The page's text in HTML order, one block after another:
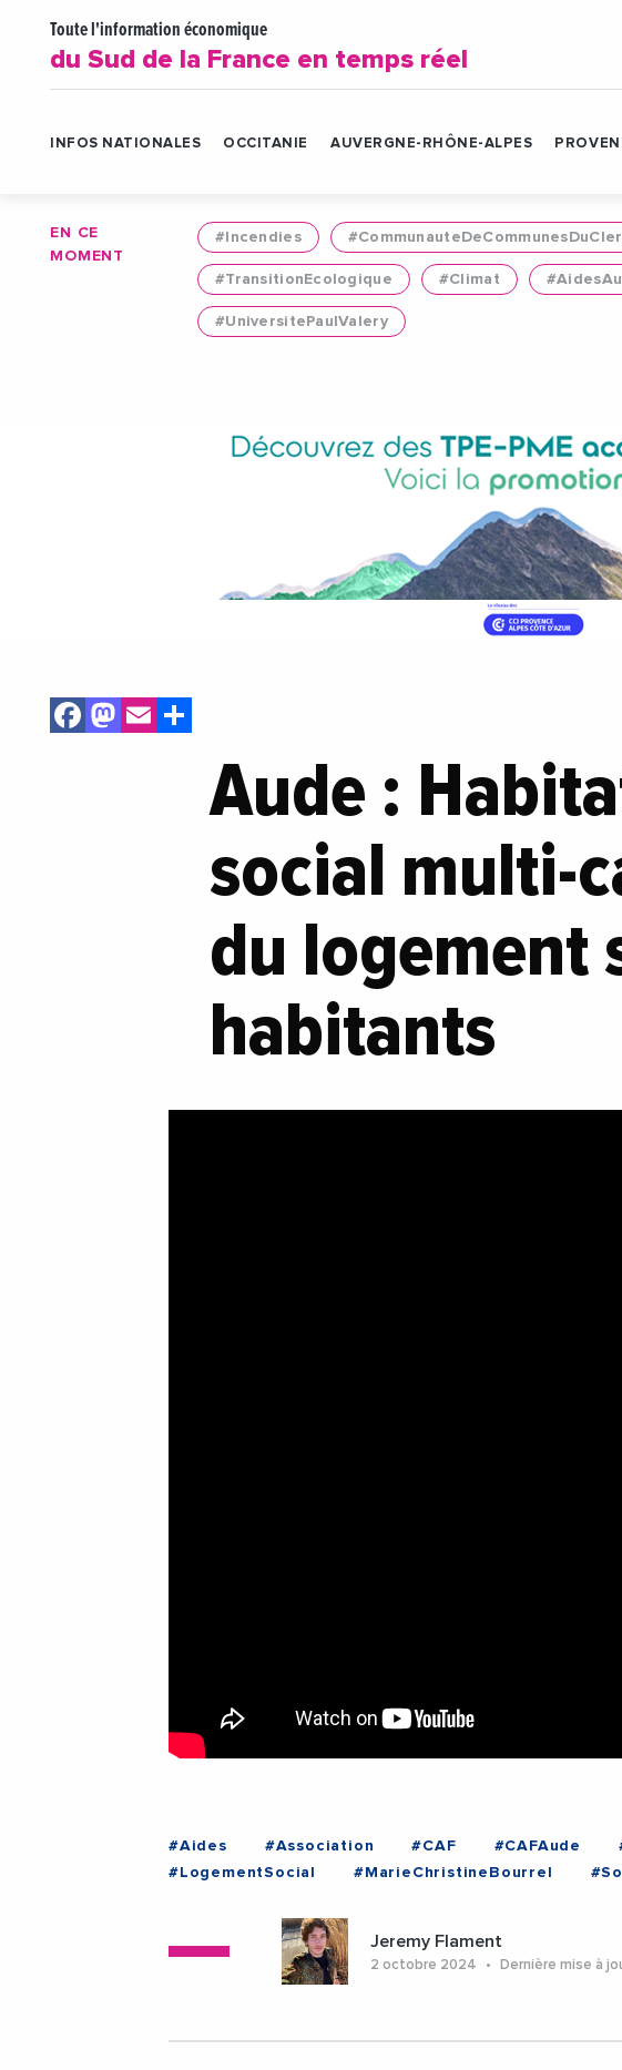
Toute l'information économique
du Sud de la France en temps réel
INFOS NATIONALES OCCITANIE AUVERGNE-RHÔNE-ALPES
EN CE
MOMENT
#Incendies
#TransitionEcologique #Climat
#UniversitePaulValery
Facebook
Mastodon
Email
Aude :
social multi-
du logement
habitants
#Aides #Association #CAF #CAFAude
#LogementSocial
#MarieChristineBourrel
Jeremy Flament
2 octobre 2024 Dernière mise à